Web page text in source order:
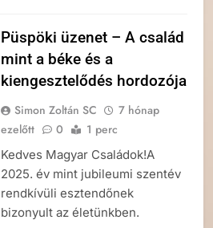
Püspöki üzenet – A család
mint a béke és a
kiengesztelődés hordozója
Simon Zoltán SC
7 hónap
ezelőtt
0 1 perc
Kedves Magyar Családok!A
2025. év mint jubileumi szentév
rendkívüli esztendőnek
bizonyult az életünkben.